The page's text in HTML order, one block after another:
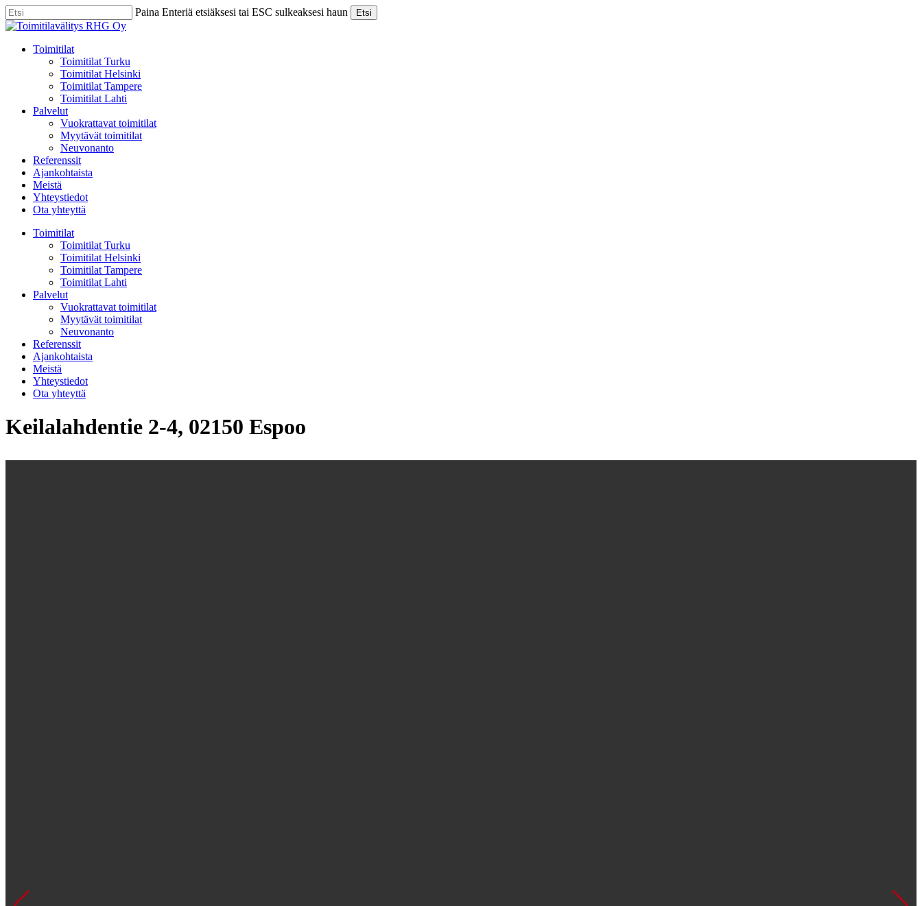
Skip
to
content
Paina Enteriä etsiäksesi tai ESC sulkeaksesi haun Etsi
Close
Menu
Toimitilat
Toimitilat Turku
Toimitilat Helsinki
Toimitilat Tampere
Toimitilat Lahti
Palvelut
Vuokrattavat toimitilat
Myytävät toimitilat
Neuvonanto
Referenssit
Ajankohtaista
Meistä
Yhteystiedot
Ota yhteyttä
Toimitilat
Toimitilat Turku
Toimitilat Helsinki
Toimitilat Tampere
Toimitilat Lahti
Palvelut
Vuokrattavat toimitilat
Myytävät toimitilat
Neuvonanto
Referenssit
Ajankohtaista
Meistä
Yhteystiedot
Ota yhteyttä
Keilalahdentie 2-4, 02150 Espoo